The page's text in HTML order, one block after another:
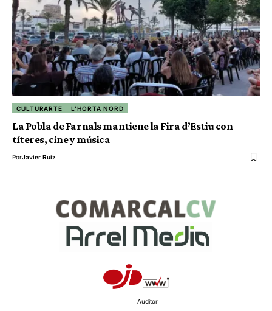
CULTURARTE L'HORTA NORD
La Pobla de Farnals mantiene la Fira d’Estiu con
títeres, cine y música
PorJavier Ruiz
Auditor